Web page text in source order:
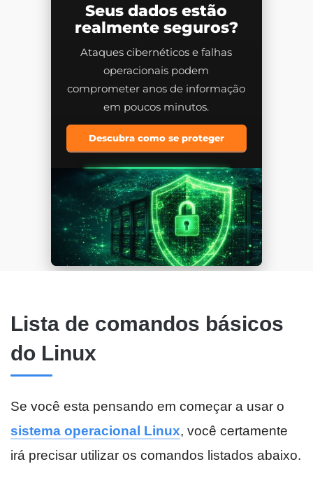
Seus dados estão
realmente seguros?
Ataques cibernéticos e falhas
operacionais podem
comprometer anos de informação
em poucos minutos.
Descubra como se proteger
Lista de comandos básicos
do Linux
Se você esta pensando em começar a usar o
sistema operacional Linux, você certamente
irá precisar utilizar os comandos listados abaixo.